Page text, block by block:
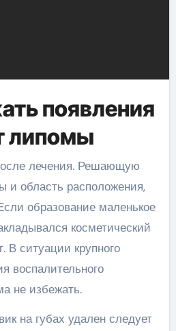
появления
липомы
лечения. Решающую
и область расположения,
образование маленькое
косметический
В ситуации крупного
воспалительного
не избежать.
на губах удален следует